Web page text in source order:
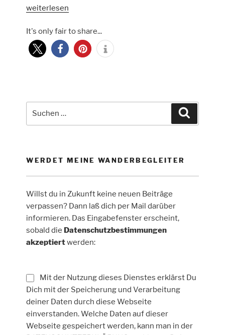
„Sauerländer
Etappe
7
–
weiterlesen
It's only fair to share...
WERDET MEINE WANDERBEGLEITER
Willst du in Zukunft keine neuen Beiträge
verpassen? Dann laß dich per Mail darüber
informieren. Das Eingabefenster erscheint,
sobald die Datenschutzbestimmungen
akzeptiertwerden:
Mit der Nutzung dieses Dienstes erklärst Du
Dich mit der Speicherung und Verarbeitung
deiner Daten durch diese Webseite
einverstanden. Welche Daten auf dieser
Webseite gespeichert werden, kann man in der